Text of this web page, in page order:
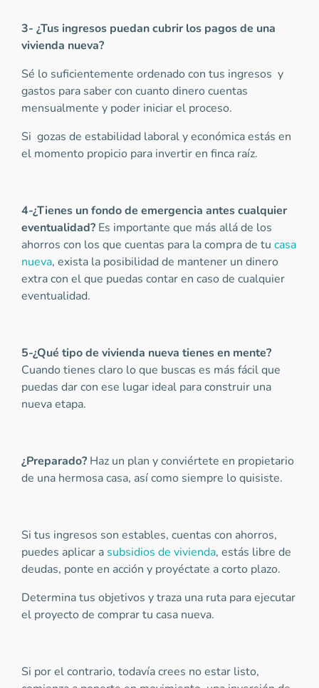
3- ¿Tus ingresos puedan cubrir los pagos de una
vivienda nueva?
Sé lo suficientemente ordenado con tus ingresos y
gastos para saber con cuanto dinero cuentas
mensualmente y poder iniciar el proceso.
Si gozas de estabilidad laboral y económica estás en
el momento propicio para invertir en finca raíz.
4-¿Tienes un fondo de emergencia antes cualquier
eventualidad? Es importante que más allá de los
ahorros con los que cuentas para la compra de tu casa
nueva, exista la posibilidad de mantener un dinero
extra con el que puedas contar en caso de cualquier
eventualidad.
5-¿Qué tipo de vivienda nueva tienes en mente?
Cuando tienes claro lo que buscas es más fácil que
puedas dar con ese lugar ideal para construir una
nueva etapa.
¿Preparado? Haz un plan y conviértete en propietario
de una hermosa casa, así como siempre lo quisiste.
Si tus ingresos son estables, cuentas con ahorros,
puedes aplicar a subsidios de vivienda, estás libre de
deudas, ponte en acción y proyéctate a corto plazo.
Determina tus objetivos y traza una ruta para ejecutar
el proyecto de comprar tu casa nueva.
Si por el contrario, todavía crees no estar listo,